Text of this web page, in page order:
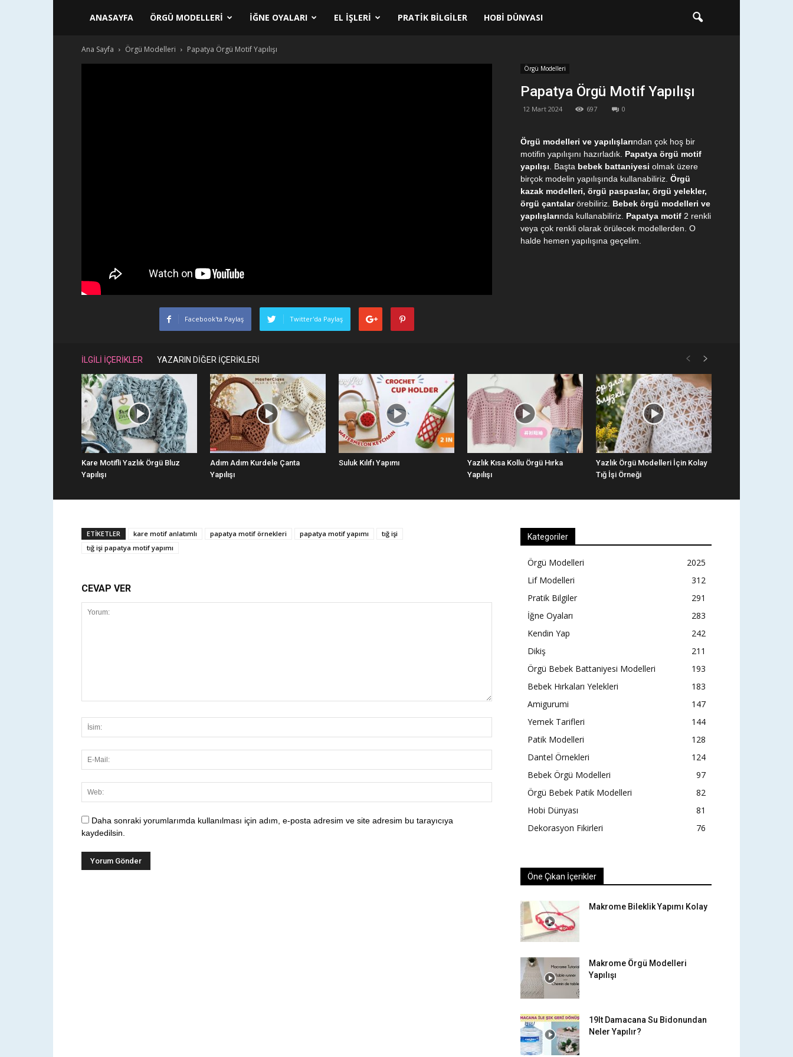
ANASAYFA ÖRGÜ MODELLERI İĞNE OYALARI EL İŞLERI PRATIK BILGILER HOBI DÜNYASI
Ana Sayfa Örgü Modelleri Papatya Örgü Motif Yapılışı
Örgü Modelleri
Papatya Örgü Motif Yapılışı
12 Mart 2024 697 0
Örgü modelleri ve yapılışlarından çok hoş bir
motifin yapılışını hazırladık. Papatya örgü motif
yapılışı . Başta bebek battaniyesi olmak üzere
birçok modelin yapılışında kullanabiliriz. Örgü
kazak modelleri, örgü paspaslar, örgü yelekler,
örgü çantalarörebiliriz. Bebek örgü modelleri ve
yapılışlarında kullanabiliriz. Papatya motif 2 renkli
veya çok renkli olarak örülecek modellerden. O
halde hemen yapılışına geçelim.
Facebook'ta Paylaş Twitter'da Paylaş
İLGİLİ İÇERİKLER YAZARIN DİĞER İÇERİKLERİ
Kare Motifli Yazlık Örgü Bluz
Yapılışı
Adım Adım Kurdele Çanta
Yapılışı
Suluk Kılıfı Yapımı
Yazlık Kısa Kollu Örgü Hırka
Yapılışı
Yazlık Örgü Modelleri İçin Kolay
Tığ İşi Örneği
ETİKETLER kare motif anlatımlı papatya motif örnekleri papatya motif yapımı
tığ işi
tığ işi papatya motif yapımı
CEVAP VER
Daha sonraki yorumlarımda kullanılması için adım, e-posta adresim ve site adresim bu tarayıcıya
kaydedilsin.
Kategoriler
Örgü Modelleri
2025
Lif Modelleri
312
Pratik Bilgiler
291
İğne Oyaları
283
Kendin Yap
242
Dikiş
211
Örgü Bebek Battaniyesi Modelleri
193
Bebek Hırkaları Yelekleri
183
Amigurumi
147
Yemek Tarifleri
144
Patik Modelleri
128
Dantel Örnekleri
124
Bebek Örgü Modelleri
97
Örgü Bebek Patik Modelleri
82
Hobi Dünyası
81
Dekorasyon Fikirleri
76
Öne Çıkan İçerikler
Makrome Bileklik Yapımı Kolay
Makrome Örgü Modelleri
Yapılışı
19lt Damacana Su Bidonundan
Neler Yapılır?